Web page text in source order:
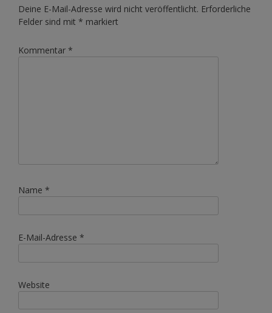
Deine E-Mail-Adresse wird nicht veröffentlicht. Erforderliche
Felder sind mit * markiert
Kommentar *
Name *
E-Mail-Adresse *
Website